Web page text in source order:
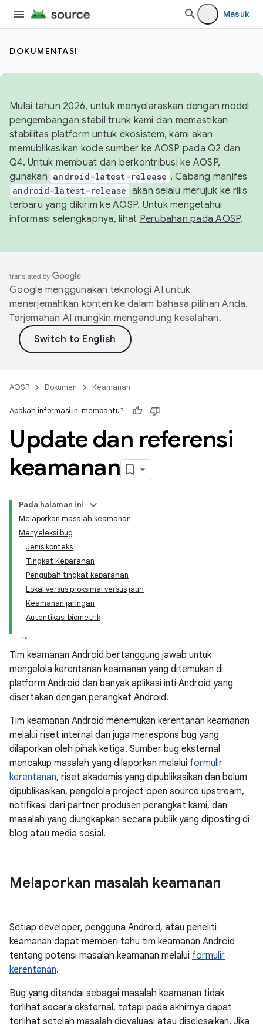
Masuk
DOKUMENTASI
Mulai tahun 2026, untuk menyelaraskan dengan model
pengembangan stabil trunk kami dan memastikan
stabilitas platform untuk ekosistem, kami akan
memublikasikan kode sumber ke AOSP pada Q2 dan
Q4. Untuk membuat dan berkontribusi ke AOSP,
gunakan android-latest-release . Cabang manifes
android-latest-release akan selalu merujuk ke rilis
terbaru yang dikirim ke AOSP. Untuk mengetahui
informasi selengkapnya, lihat Perubahan pada AOSP.
Google menggunakan teknologi AI untuk
menerjemahkan konten ke dalam bahasa pilihan Anda.
Terjemahan AI mungkin mengandung kesalahan.
AOSP Dokumen Keamanan
Apakah informasi ini membantu?
Update dan referensi
keamanan
Pada halaman ini
Melaporkan masalah keamanan
Menyeleksi bug
Jenis konteks
Tingkat Keparahan
Pengubah tingkat keparahan
Lokal versus proksimal versus jauh
Keamanan jaringan
Autentikasi biometrik
Tim keamanan Android bertanggung jawab untuk
mengelola kerentanan keamanan yang ditemukan di
platform Android dan banyak aplikasi inti Android yang
disertakan dengan perangkat Android.
Tim keamanan Android menemukan kerentanan keamanan
melalui riset internal dan juga merespons bug yang
dilaporkan oleh pihak ketiga. Sumber bug eksternal
mencakup masalah yang dilaporkan melalui formulir
kerentanan, riset akademis yang dipublikasikan dan belum
dipublikasikan, pengelola project open source upstream,
notifikasi dari partner produsen perangkat kami, dan
masalah yang diungkapkan secara publik yang diposting di
blog atau media sosial.
Melaporkan masalah keamanan
Setiap developer, pengguna Android, atau peneliti
keamanan dapat memberi tahu tim keamanan Android
tentang potensi masalah keamanan melalui formulir
kerentanan.
Bug yang ditandai sebagai masalah keamanan tidak
terlihat secara eksternal, tetapi pada akhirnya dapat
terlihat setelah masalah dievaluasi atau diselesaikan. Jika